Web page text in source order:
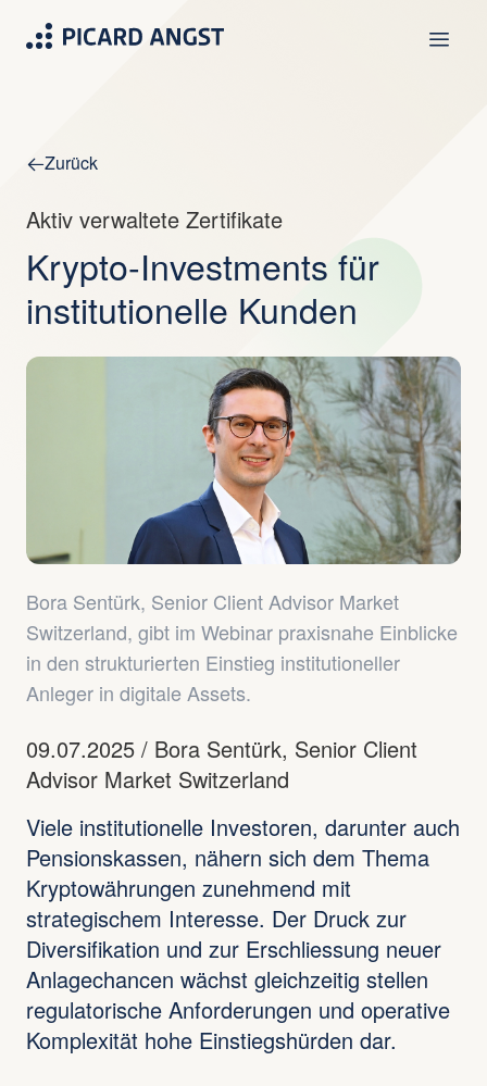
Zurück
Aktiv verwaltete Zertifikate
Krypto-Investments für
institutionelle Kunden
Bora Sentürk, Senior Client Advisor Market
Switzerland, gibt im Webinar praxisnahe Einblicke
in den strukturierten Einstieg institutioneller
Anleger in digitale Assets.
09.07.2025 / Bora Sentürk, Senior Client
Advisor Market Switzerland
Viele institutionelle Investoren, darunter auch
Pensionskassen, nähern sich dem Thema
Kryptowährungen zunehmend mit
strategischem Interesse. Der Druck zur
Diversifikation und zur Erschliessung neuer
Anlagechancen wächst gleichzeitig stellen
regulatorische Anforderungen und operative
Komplexität hohe Einstiegshürden dar.